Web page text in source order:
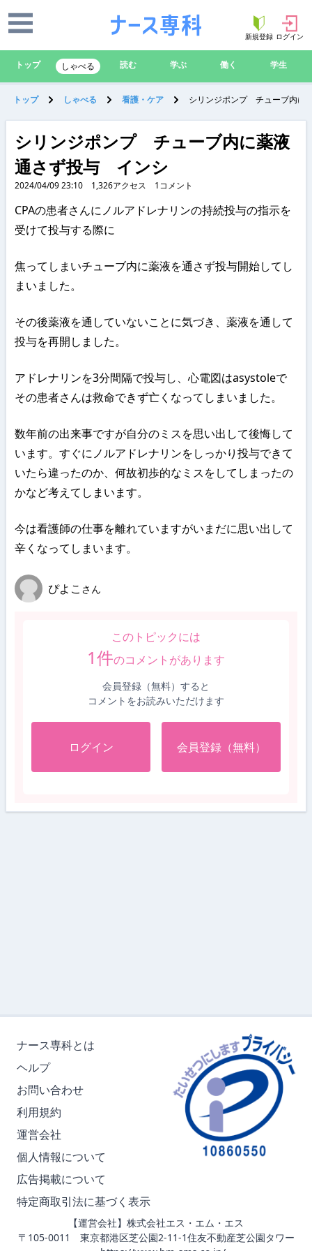
新規登録 ログイン
トップ しゃべる 読む 学ぶ 働く 学生
トップ しゃべる 看護・ケア シリンジポンプ チューブ内に
シリンジポンプ チューブ内に薬液
通さず投与 インシ
2024/04/09 23:10 1,326アクセス 1コメント
CPAの患者さんにノルアドレナリンの持続投与の指示を
受けて投与する際に
焦ってしまいチューブ内に薬液を通さず投与開始してし
まいました。
その後薬液を通していないことに気づき、薬液を通して
投与を再開しました。
アドレナリンを3分間隔で投与し、心電図はasystoleで
その患者さんは救命できず亡くなってしまいました。
数年前の出来事ですが自分のミスを思い出して後悔して
います。すぐにノルアドレナリンをしっかり投与できて
いたら違ったのか、何故初歩的なミスをしてしまったの
かなど考えてしまいます。
今は看護師の仕事を離れていますがいまだに思い出して
辛くなってしまいます。
ぴよこ さん
このトピックには
1件のコメントがあります
会員登録（無料）すると
コメントをお読みいただけます
ログイン 会員登録（無料）
ナース専科とは
ヘルプ
お問い合わせ
利用規約
運営会社
個人情報について
広告掲載について
特定商取引法に基づく表示
【運営会社】株式会社エス・エム・エス
〒105-0011 東京都港区芝公園2-11-1住友不動産芝公園タワー